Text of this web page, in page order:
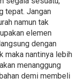
tepat. Jangan
namun tak
elemen
dengan
maka nantinya lebih
menanggung
demi membeli